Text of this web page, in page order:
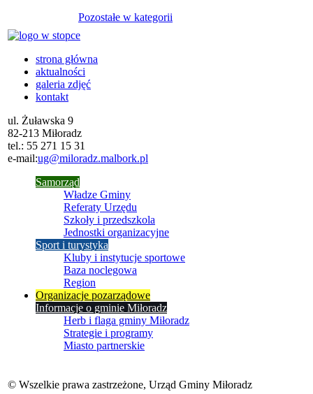
Pozostałe w kategorii
strona główna
aktualności
galeria zdjęć
kontakt
ul. Żuławska 9
82-213 Miłoradz
tel.: 55 271 15 31
e-mail:ug@miloradz.malbork.pl
Samorząd
Władze Gminy
Referaty Urzędu
Szkoły i przedszkola
Jednostki organizacyjne
Sport i turystyka
Kluby i instytucje sportowe
Baza noclegowa
Region
Organizacje pozarządowe
Informacje o gminie Miłoradz
Herb i flaga gminy Miłoradz
Strategie i programy
Miasto partnerskie
© Wszelkie prawa zastrzeżone, Urząd Gminy Miłoradz